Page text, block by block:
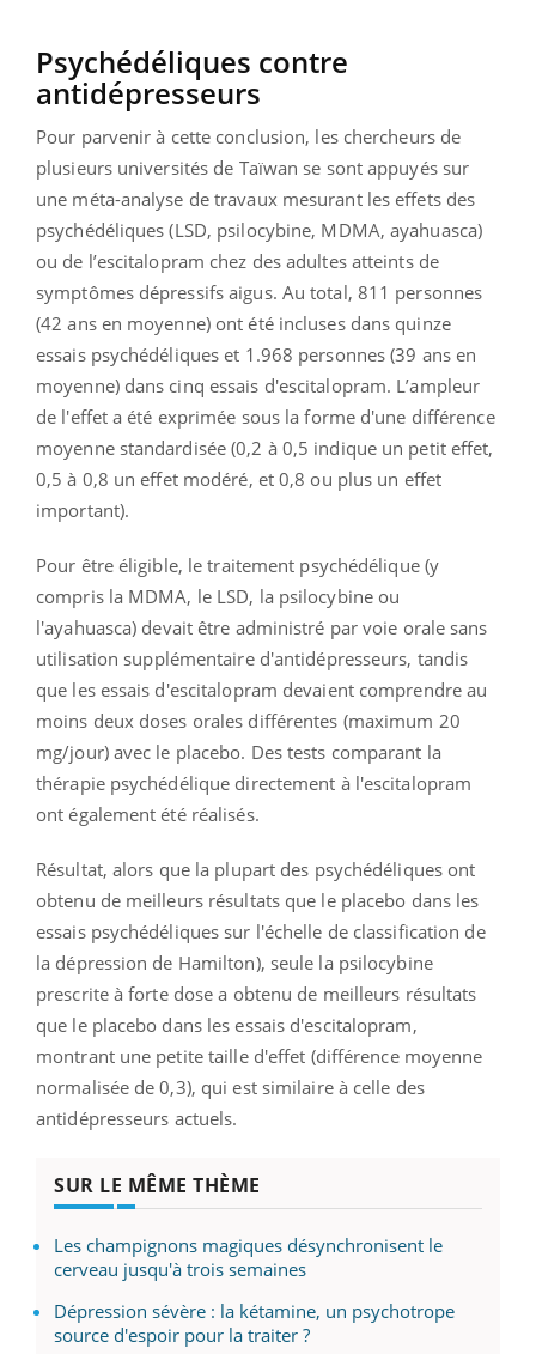
Psychédéliques contre
antidépresseurs
Pour parvenir à cette conclusion, les chercheurs de
plusieurs universités de Taïwan se sont appuyés sur
une méta-analyse de travaux mesurant les effets des
psychédéliques (LSD, psilocybine, MDMA, ayahuasca)
ou de l’escitalopram chez des adultes atteints de
symptômes dépressifs aigus. Au total, 811 personnes
(42 ans en moyenne) ont été incluses dans quinze
essais psychédéliques et 1.968 personnes (39 ans en
moyenne) dans cinq essais d'escitalopram. L’ampleur
de l'effet a été exprimée sous la forme d'une différence
moyenne standardisée (0,2 à 0,5 indique un petit effet,
0,5 à 0,8 un effet modéré, et 0,8 ou plus un effet
important).
Pour être éligible, le traitement psychédélique (y
compris la MDMA, le LSD, la psilocybine ou
l'ayahuasca) devait être administré par voie orale sans
utilisation supplémentaire d'antidépresseurs, tandis
que les essais d'escitalopram devaient comprendre au
moins deux doses orales différentes (maximum 20
mg/jour) avec le placebo. Des tests comparant la
thérapie psychédélique directement à l'escitalopram
ont également été réalisés.
Résultat, alors que la plupart des psychédéliques ont
obtenu de meilleurs résultats que le placebo dans les
essais psychédéliques sur l'échelle de classification de
la dépression de Hamilton), seule la psilocybine
prescrite à forte dose a obtenu de meilleurs résultats
que le placebo dans les essais d'escitalopram,
montrant une petite taille d'effet (différence moyenne
normalisée de 0,3), qui est similaire à celle des
antidépresseurs actuels.
SUR LE MÊME THÈME
Les champignons magiques désynchronisent le
cerveau jusqu'à trois semaines
Dépression sévère : la kétamine, un psychotrope
source d'espoir pour la traiter ?